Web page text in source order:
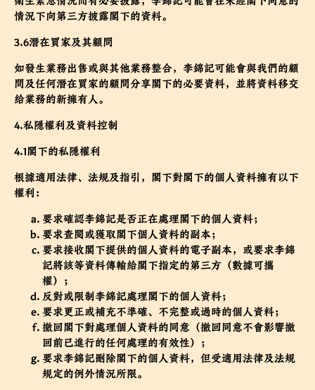
情況下向第三方披露閣下的資料。
3.6潛在買家及其顧問
如發生業務出售或與其他業務整合，李錦記可能會與我們的顧
問及任何潛在買家的顧問分享閣下的必要資料，並將資料移交
給業務的新擁有人。
4.私隱權利及資料控制
4.1閣下的私隱權利
根據適用法律、法規及指引，閣下對閣下的個人資料擁有以下
權利：
要求確認李錦記是否正在處理閣下的個人資料；
要求查閱或獲取閣下個人資料的副本；
要求接收閣下提供的個人資料的電子副本，或要求李錦
記將該等資料傳輸給閣下指定的第三方（數據可攜
權）；
反對或限制李錦記處理閣下的個人資料；
要求更正或補充不準確、不完整或過時的個人資料；
撤回閣下對處理個人資料的同意（撤回同意不會影響撤
回前已進行的任何處理的有效性）；
要求李錦記刪除閣下的個人資料，但受適用法律及法規
規定的例外情況所限。